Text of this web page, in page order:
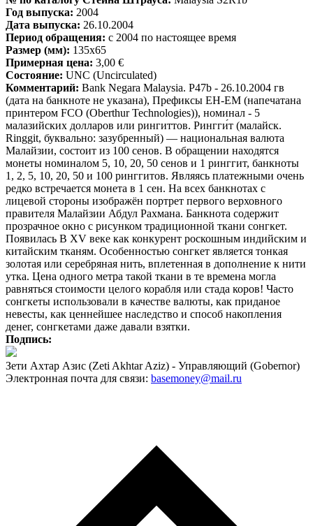
Год выпуска: 2004
Дата выпуска: 26.10.2004
Период обращения: с 2004 по настоящее время
Размер (мм): 135x65
Примерная цена: 3,00 €
Состояние: UNC (Uncirculated)
Комментарий: Bank Negara Malaysia. P47b - 26.10.2004 гв
(дата на банкноте не указана), Префиксы EH-EM (напечатана
принтером FCO (Oberthur Technologies)), номинал - 5
малазийских долларов или рингиттов. Рингги́т (малайск.
Ringgit, буквально: зазубренный) — национальная валюта
Малайзии, состоит из 100 сенов. В обращении находятся
монеты номиналом 5, 10, 20, 50 сенов и 1 ринггит, банкноты
1, 2, 5, 10, 20, 50 и 100 ринггитов. Являясь платежными очень
редко встречается монета в 1 сен. На всех банкнотах с
лицевой стороны изображён портрет первого верховного
правителя Малайзии Абдул Рахмана. Банкнота содержит
прозрачное окно с рисунком традиционной ткани сонгкет.
Появилась В XV веке как конкурент роскошным индийским и
китайским тканям. Особенностью сонгкет является тонкая
золотая или серебряная нить, вплетенная в дополнение к нити
утка. Цена одного метра такой ткани в те времена могла
равняться стоимости целого корабля или стада коров! Часто
сонгкеты использовали в качестве валюты, как приданое
невесты, как ценнейшее наследство и способ накопления
денег, сонгкетами даже давали взятки.
Подпись:
Зети Ахтар Азис (Zeti Akhtar Aziz) - Управляющий (Gobernor)
Электронная почта для связи: basemoney@mail.ru